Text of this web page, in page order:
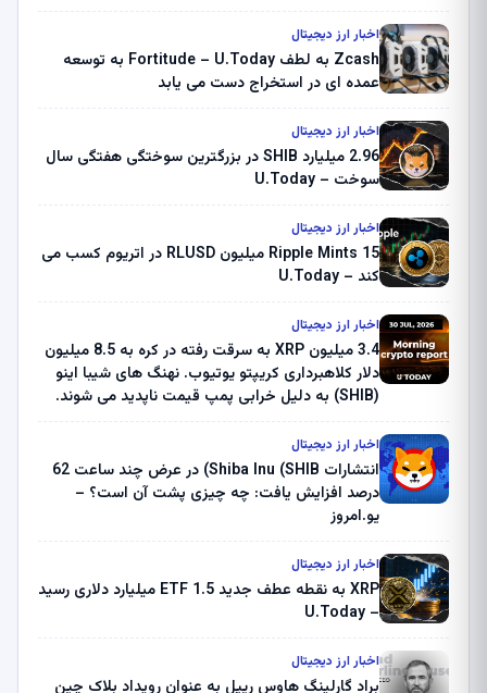
اخبار ارز دیجیتال
Zcash به لطف Fortitude – U.Today به توسعه
عمده ای در استخراج دست می یابد
اخبار ارز دیجیتال
2.96 میلیارد SHIB در بزرگترین سوختگی هفتگی سال
سوخت – U.Today
اخبار ارز دیجیتال
Ripple Mints 15 میلیون RLUSD در اتریوم کسب می
کند – U.Today
اخبار ارز دیجیتال
3.4 میلیون XRP به سرقت رفته در کره به 8.5 میلیون
دلار کلاهبرداری کریپتو یوتیوب. نهنگ های شیبا اینو
(SHIB) به دلیل خرابی پمپ قیمت ناپدید می شوند.
ثبت کرد – گزارش کریپتو صبح – U.Today
اخبار ارز دیجیتال
انتشارات Shiba Inu (SHIB) در عرض چند ساعت 62
درصد افزایش یافت: چه چیزی پشت آن است؟ –
یو.امروز
اخبار ارز دیجیتال
XRP به نقطه عطف جدید ETF 1.5 میلیارد دلاری رسید
– U.Today
اخبار ارز دیجیتال
براد گارلینگ هاوس ریپل به عنوان رویداد بلاک چین